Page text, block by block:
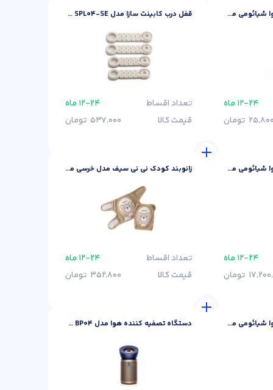
749٬000
202٬400
دستگاه تصفیه کننده هوا شیائومی مدل Air Purifier 4 Lite
۱۲-۲۴ ماه
تومان
قفل درب کابینت سازا مدل SPL04-SE بسته چهار عددی
تعداد اقساط
۱۲-۲۴ ماه
قیمت کالا
537٬000 تومان
دستگاه تصفیه کننده هوا شیائومی مدل 4Compact
۱۲-۲۴ ماه
تومان
زانوبند کودک نی نی سیف مدل خرسی مجموعه 2 عددی
تعداد اقساط
۱۲-۲۴ ماه
قیمت کالا
352٬800 تومان
دستگاه تصفیه کننده هوا شیائومی مدل 4Pro دستگاه تصفیه کننده هوا مدل Dyson Purifier Big Quiet Formaldehyde BP04